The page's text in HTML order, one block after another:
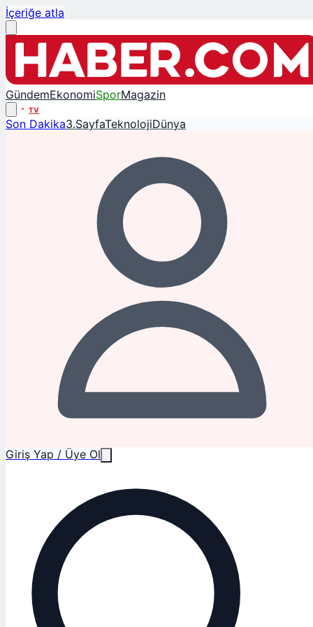
İçeriğe atla
GündemEkonomiSporMagazin
TV
Son Dakika3.SayfaTeknolojiDünya
Giriş Yap / Üye Ol